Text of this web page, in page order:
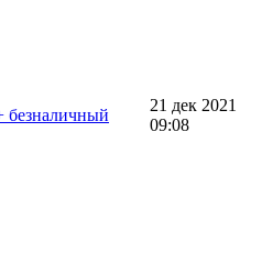
безналичный
21 дек 2021
09:08